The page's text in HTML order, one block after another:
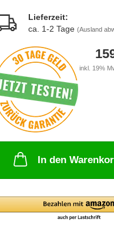
Lieferzeit:
ca. 1-2 Tage (Ausland
inkl. 19%
In den